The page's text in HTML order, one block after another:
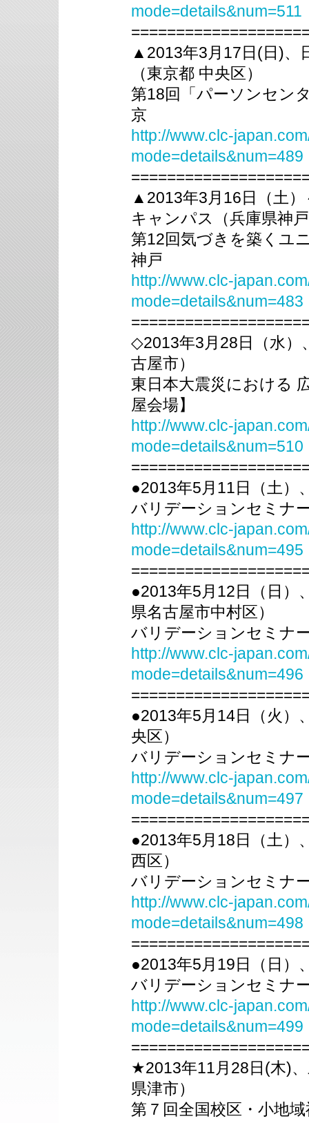
mode=details&num=511
▲2013年3月17日(日)、
（東京都 中央区）
第18回「パーソンセン
京
http://www.clc-
mode=details&num=489
▲2013年3月16日（土
キャンパス（兵庫県神
第12回気づきを築くユ
神戸
http://www.clc-
mode=details&num=483
◇2013年3月28日（水）
古屋市）
東日本大震災における
屋会場】
http://www.clc-
mode=details&num=510
●2013年5月11日（土）
バリデーションセミナ
http://www.clc-
mode=details&num=495
●2013年5月12日（日）
県名古屋市中村区）
バリデーションセミナ
http://www.clc-
mode=details&num=496
●2013年5月14日（火）
央区）
バリデーションセミナ
http://www.clc-
mode=details&num=497
●2013年5月18日（土）
西区）
バリデーションセミナ
http://www.clc-
mode=details&num=498
●2013年5月19日（日）
バリデーションセミナ
http://www.clc-
mode=details&num=499
★2013年11月28日(木)
県津市）
第７回全国校区・小地